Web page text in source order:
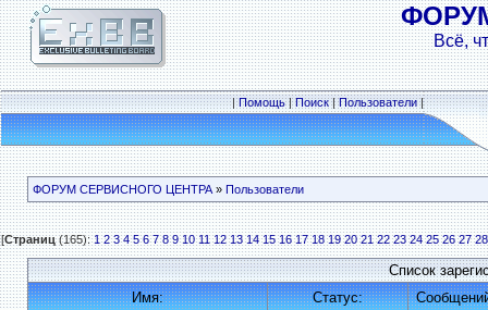
Всё,
|Помощь|Поиск|Пользователи|
ФОРУМ СЕРВИСНОГО ЦЕНТРА» Пользователи
[Страниц(165):1 2 3 4 5 6 7 8 9 10 11 12 13 14 15 16 17 18 19 20 21 22 23 24 25 26 27 28
Список
Имя:
Статус: